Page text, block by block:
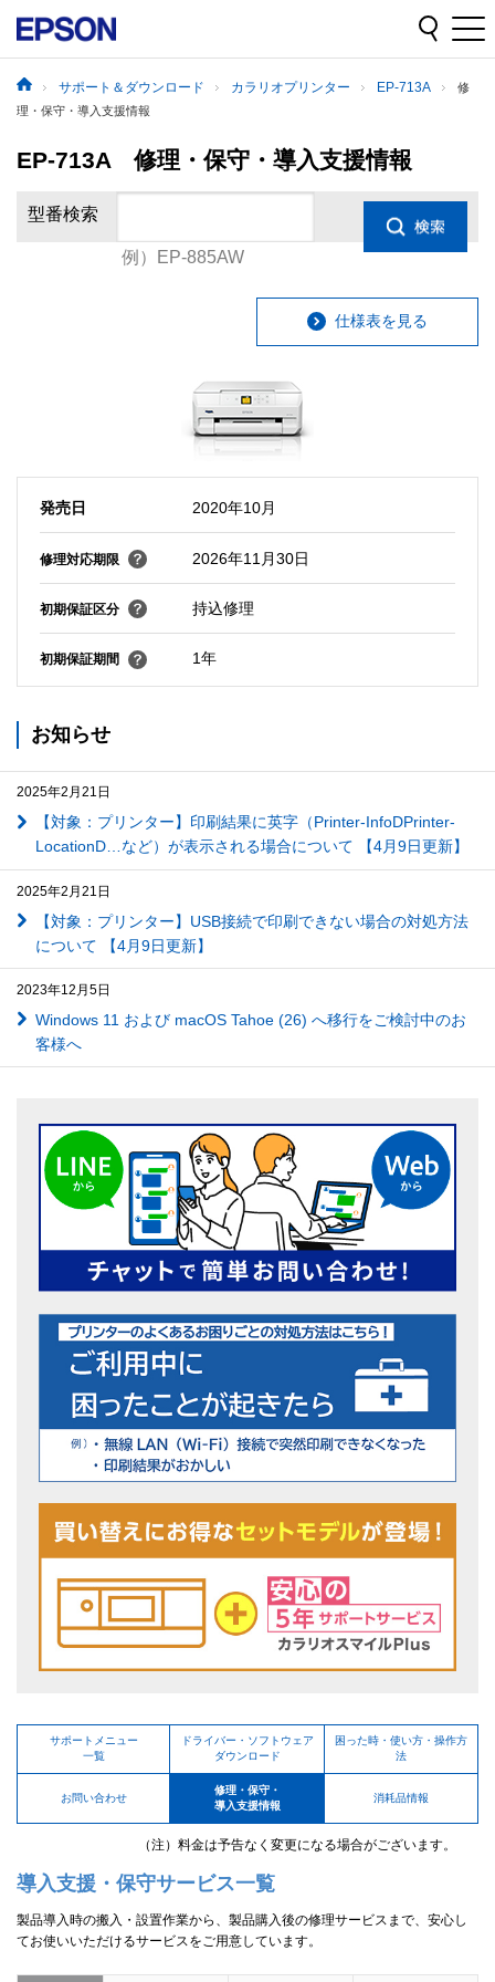
サポート＆ダウンロード カラリオプリンター EP-713A
修
理・保守・導入支援情報
EP-713A 修理・保守・導入支援情報
型番検索
例）EP-885AW
仕様表を見る
発売日 2020年10月
修理対応期限 2026年11月30日
初期保証区分 持込修理
初期保証期間 1年
お知らせ
2025年2月21日
【対象：プリンター】印刷結果に英字（Printer-InfoDPrinter-
LocationD…など）が表示される場合について 【4月9日更新】
2025年2月21日
【対象：プリンター】USB接続で印刷できない場合の対処方法
について 【4月9日更新】
2023年12月5日
Windows 11 および macOS Tahoe (26) へ移行をご検討中のお
客様へ
サポートメニュー
一覧
ドライバー・ソフトウェア
ダウンロード
困った時・使い方・操作方
法
お問い合わせ
修理・保守・
導入支援情報
消耗品情報
（注）料金は予告なく変更になる場合がございます。
導入支援・保守サービス一覧
製品導入時の搬入・設置作業から、製品購入後の修理サービスまで、安心し
てお使いいただけるサービスをご用意しています。